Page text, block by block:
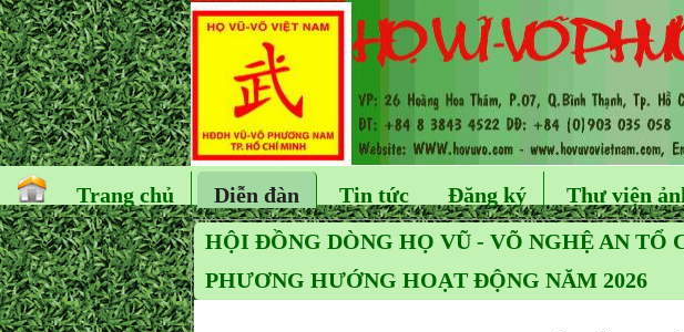
Trang chủ Diễn đàn Tin tức Đăng ký Thư viện
HỘI ĐỒNG DÒNG HỌ VŨ - VÕ NGHỆ AN TỔ
PHƯƠNG HƯỚNG HOẠT ĐỘNG NĂM 2026